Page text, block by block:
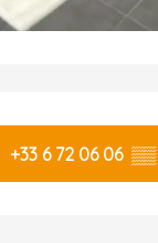
+33 6 72 06 06 ▒▒